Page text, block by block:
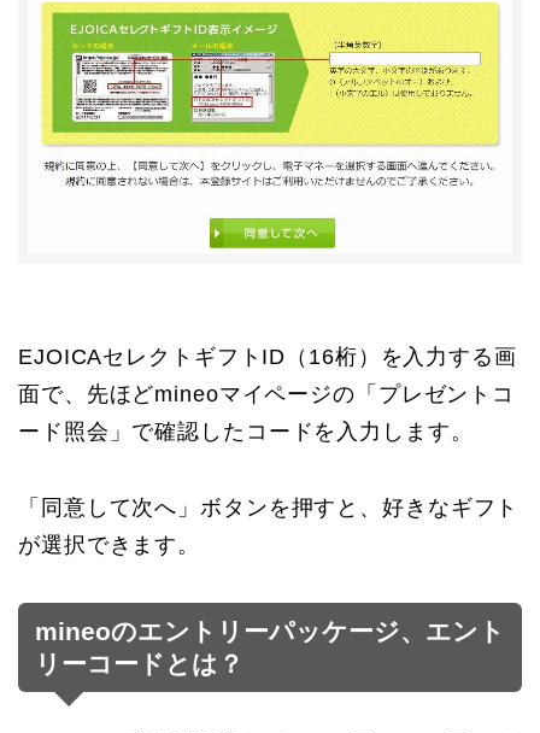
EJOICAセレクトギフトID（16桁）を入力する画
面で、先ほどmineoマイページの「プレゼントコ
ード照会」で確認したコードを入力します。
「同意して次へ」ボタンを押すと、好きなギフト
が選択できます。
mineoのエントリーパッケージ、エント
リーコードとは？